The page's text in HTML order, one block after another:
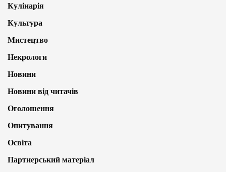
Кулінарія
Культура
Мистецтво
Некрологи
Новини
Новини від читачів
Оголошення
Опитування
Освіта
Партнерський матеріал